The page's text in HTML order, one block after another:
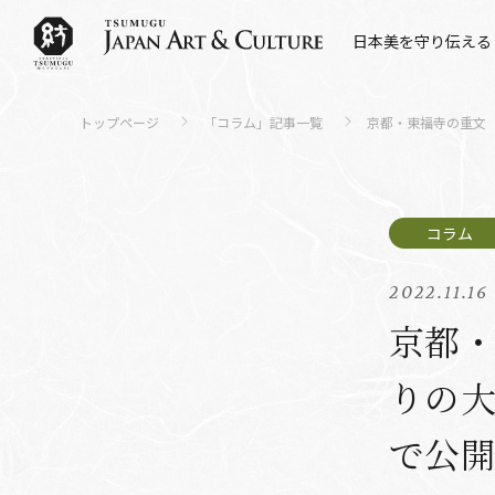
日本美を守り伝え
トップページ 「コラム」記事一覧 京都・東福寺の重文
2022.11.16
京都
りの
で公開